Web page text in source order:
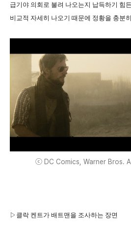
급기야 의회로 불려 나오는지 납득하기 힘
비교적 자세히 나오기 때문에 정황을 충분
ⓒ DC Comics, Warner Bros.
▷클락 켄트가 배트맨을 조사하는 장면